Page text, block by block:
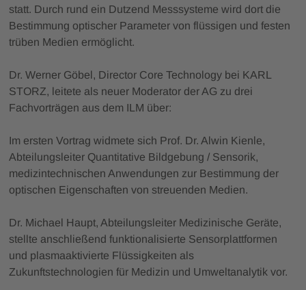
statt. Durch rund ein Dutzend Messsysteme wird dort die
Bestimmung optischer Parameter von flüssigen und festen
trüben Medien ermöglicht.
Dr. Werner Göbel, Director Core Technology bei KARL
STORZ, leitete als neuer Moderator der AG zu drei
Fachvorträgen aus dem ILM über:
Im ersten Vortrag widmete sich Prof. Dr. Alwin Kienle,
Abteilungsleiter Quantitative Bildgebung / Sensorik,
medizintechnischen Anwendungen zur Bestimmung der
optischen Eigenschaften von streuenden Medien.
Dr. Michael Haupt, Abteilungsleiter Medizinische Geräte,
stellte anschließend funktionalisierte Sensorplattformen
und plasmaaktivierte Flüssigkeiten als
Zukunftstechnologien für Medizin und Umweltanalytik vor.